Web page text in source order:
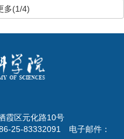
多(1/4)
霞区元化路10号
25-83332091 电子邮件：